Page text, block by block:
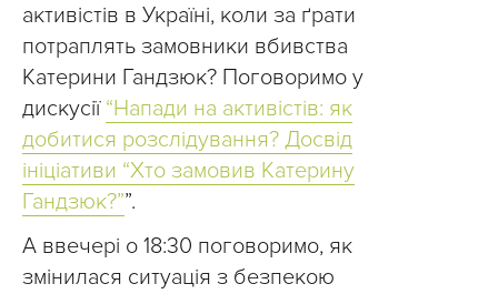
активістів в Україні, коли за ґрати
потраплять замовники вбивства
Катерини Гандзюк? Поговоримо у
дискусії “Напади на активістів: як
добитися розслідування? Досвід
ініціативи “Хто замовив Катерину
Гандзюк?””.
А ввечері о 18:30 поговоримо, як
змінилася ситуація з безпекою